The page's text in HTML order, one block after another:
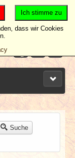
Suche
Ich stimme zu
dass wir Cookies